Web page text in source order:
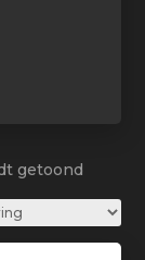
getoond